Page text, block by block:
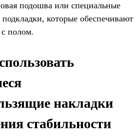
подошва или специальные
которые обеспечивают
полом.
накладки
стабильности